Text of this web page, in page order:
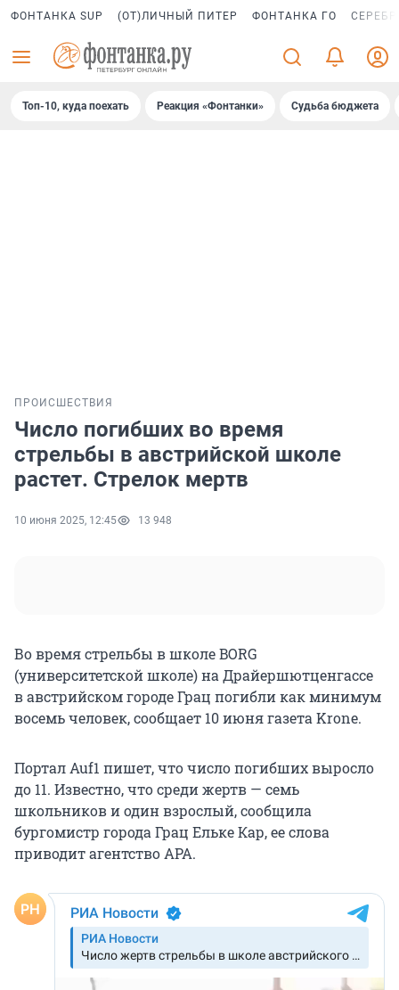
ФОНТАНКА SUP (ОТ)ЛИЧНЫЙ ПИТЕР ФОНТАНКА ГО
Топ-10, куда поехать Реакция «Фонтанки» Судьба бюджета
ПРОИСШЕСТВИЯ
Число погибших во время
стрельбы в австрийской школе
растет. Стрелок мертв
10 июня 2025, 12:45 13 948
Во время стрельбы в школе BORG
(университетской школе) на Драйершютценгассе
в австрийском городе Грац погибли как минимум
восемь человек, сообщает 10 июня газета Krone.
Портал Auf1 пишет, что число погибших выросло
до 11. Известно, что среди жертв — семь
школьников и один взрослый, сообщила
бургомистр города Грац Ельке Кар, ее слова
приводит агентство APA.